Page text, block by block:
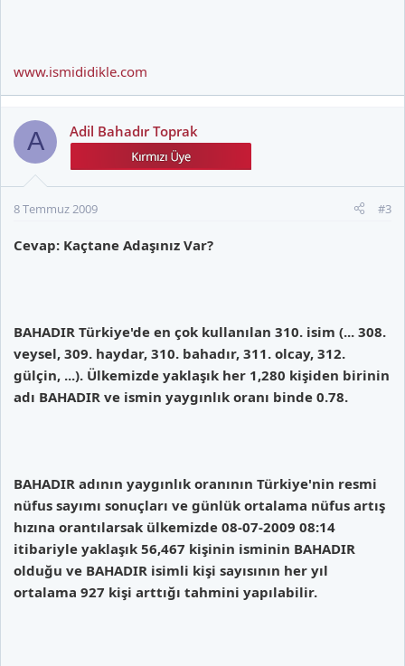
www.ismididikle.com
A Adil Bahadır Toprak
8 Temmuz 2009 #3
Cevap: Kaçtane Adaşınız Var?
BAHADIR Türkiye'de en çok kullanılan 310. isim (... 308.
veysel, 309. haydar, 310. bahadır, 311. olcay, 312.
gülçin, ...). Ülkemizde yaklaşık her 1,280 kişiden birinin
adı BAHADIR ve ismin yaygınlık oranı binde 0.78.
BAHADIR adının yaygınlık oranının Türkiye'nin resmi
nüfus sayımı sonuçları ve günlük ortalama nüfus artış
hızına orantılarsak ülkemizde 08-07-2009 08:14
itibariyle yaklaşık 56,467 kişinin isminin BAHADIR
olduğu ve BAHADIR isimli kişi sayısının her yıl
ortalama 927 kişi arttığı tahmini yapılabilir.